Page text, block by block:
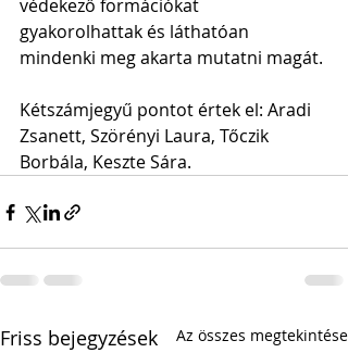
védekező formációkat
gyakorolhattak és láthatóan
mindenki meg akarta mutatni magát.
Kétszámjegyű pontot értek el: Aradi
Zsanett, Szörényi Laura, Tőczik
Borbála, Keszte Sára.
Friss bejegyzések Az összes megtekintése